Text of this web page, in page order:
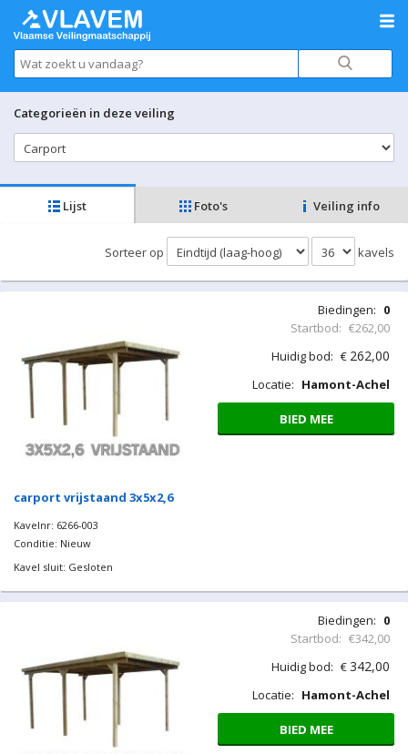
Categorieën in deze veiling
Lijst Foto's Veiling info
Sorteer op kavels
carport vrijstaand 3x5x2,6
Kavelnr: 6266-003
Conditie: Nieuw
Kavel sluit: Gesloten
Biedingen: 0
Startbod: €262,00
Huidig bod: € 262,00
Locatie: Hamont-Achel
BIED MEE
Biedingen: 0
Startbod: €342,00
Huidig bod: €342,00
Locatie: Hamont-Achel
BIED MEE